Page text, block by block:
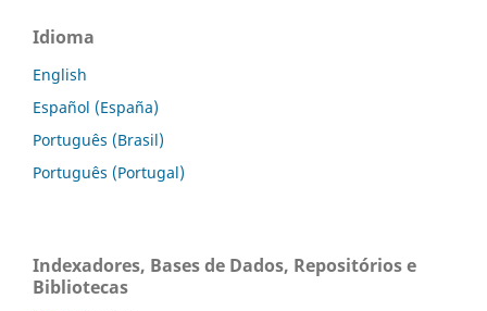
Idioma
English
Español (España)
Português (Brasil)
Português (Portugal)
Indexadores, Bases de Dados, Repositórios e
Bibliotecas